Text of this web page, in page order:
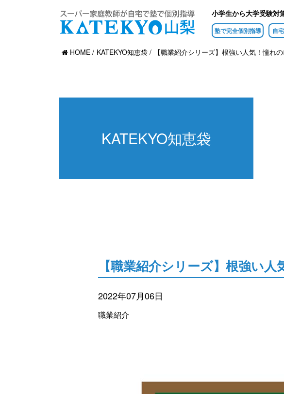
小学生から大学受験対
塾で完全個別指導 自
HOME
KATEKYO知恵袋 【職業紹介シリーズ】根強い人気！憧れ
KATEKYO知恵袋
【職業紹介シリーズ】根強い
2022年07月06日
職業紹介